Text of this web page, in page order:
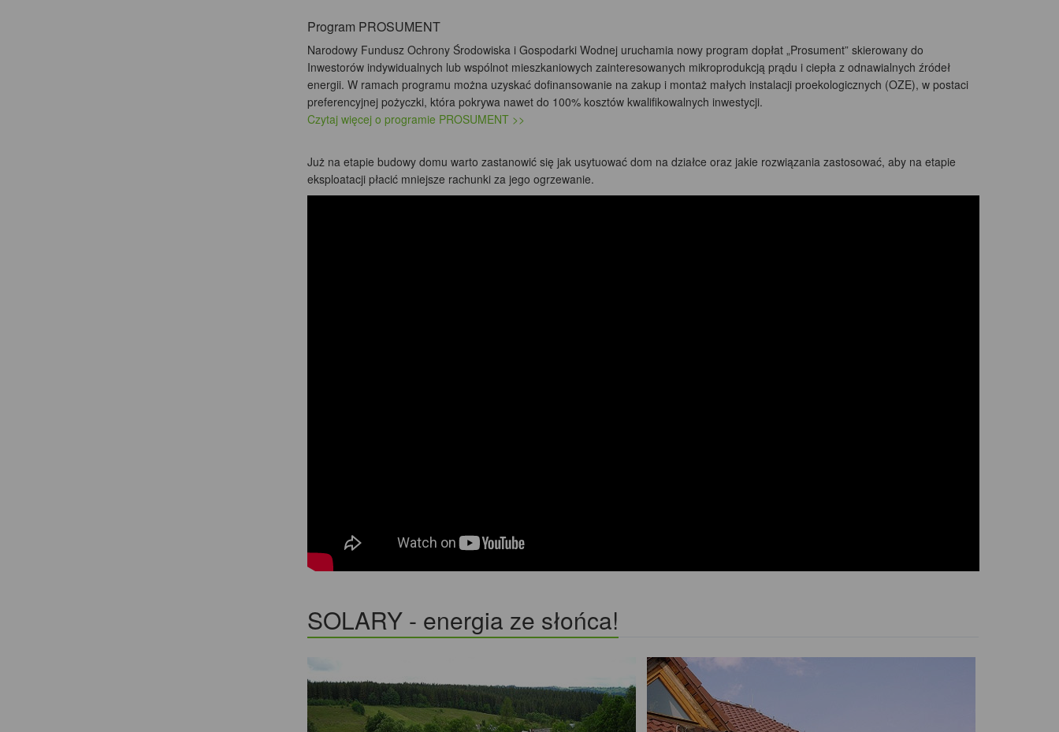
Program PROSUMENT
Narodowy Fundusz Ochrony Środowiska i Gospodarki Wodnej uruchamia nowy program dopłat „Prosument” skierowany do
Inwestorów indywidualnych lub wspólnot mieszkaniowych zainteresowanych mikroprodukcją prądu i ciepła z odnawialnych źródeł
energii. W ramach programu można uzyskać dofinansowanie na zakup i montaż małych instalacji proekologicznych (OZE), w postaci
preferencyjnej pożyczki, która pokrywa nawet do 100% kosztów kwalifikowalnych inwestycji.
Czytaj więcej o programie PROSUMENT >>
Już na etapie budowy domu warto zastanowić się jak usytuować dom na działce oraz jakie rozwiązania zastosować, aby na etapie
eksploatacji płacić mniejsze rachunki za jego ogrzewanie.
SOLARY - energia ze słońca!